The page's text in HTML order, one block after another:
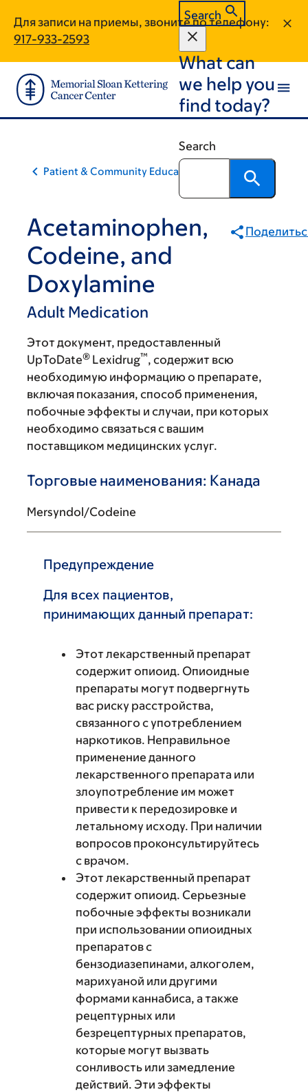
main
content
footer
Для записи на приемы, звоните по телефону:
917-933-2593
Search
What can
we help you
find today?
Search
Patient & Community Education
Acetaminophen,
Codeine, and
Doxylamine
Adult Medication
Этот документ, предоставленный
UpToDate® Lexidrug™, содержит всю
необходимую информацию о препарате,
включая показания, способ применения,
побочные эффекты и случаи, при которых
необходимо связаться с вашим
поставщиком медицинских услуг.
Торговые наименования: Канада
Mersyndol/Codeine
Предупреждение
Для всех пациентов,
принимающих данный препарат:
Этот лекарственный препарат
содержит опиоид. Опиоидные
препараты могут подвергнуть
вас риску расстройства,
связанного с употреблением
наркотиков. Неправильное
применение данного
лекарственного препарата или
злоупотребление им может
привести к передозировке и
летальному исходу. При наличии
вопросов проконсультируйтесь
с врачом.
Этот лекарственный препарат
содержит опиоид. Серьезные
побочные эффекты возникали
при использовании опиоидных
препаратов с
бензодиазепинами, алкоголем,
марихуаной или другими
формами каннабиса, а также
рецептурных или
безрецептурных препаратов,
которые могут вызвать
сонливость или замедление
действий. Эти эффекты